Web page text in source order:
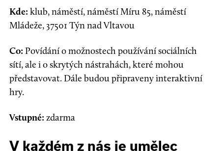
Kde: klub, náměstí, náměstí Míru 85, náměstí
Mládeže, 37501 Týn nad Vltavou
Co: Povídání o možnostech používání sociálních
sítí, ale i o skrytých nástrahách, které mohou
představovat. Dále budou připraveny interaktivní
hry.
Vstupné: zdarma
V každém z nás je umělec